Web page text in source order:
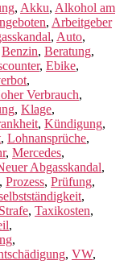
, Akku, Alkohol am
, Arbeitgeber
, Auto,
Benzin, Beratung,
, Ebike,
,
Verbrauch,
, Klage,
, Kündigung,
, Lohnansprüche,
, Mercedes,
Abgasskandal,
, Prozess, Prüfung,
,
Strafe, Taxikosten,
,
,
, VW,